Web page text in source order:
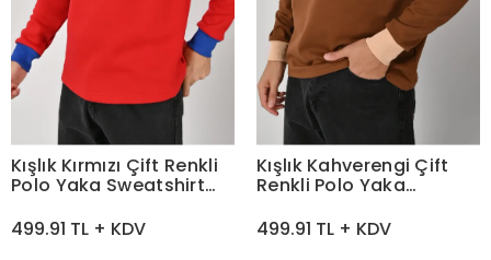
Kışlık Kırmızı Çift Renkli
Polo Yaka Sweatshirt
499.91 TL + KDV
Kışlık Kahverengi Çift
Renkli Polo Yaka
Yakalı
499.91 TL + KDV